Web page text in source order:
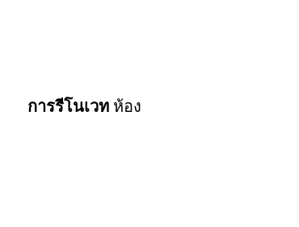
การรีโนเวท ห้อง